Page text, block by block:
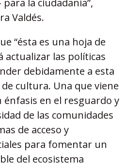
la ciudadanía”,
Valdés.
“ésta es una hoja de
las políticas
debidamente a esta
cultura. Una que viene
énfasis en el resguardo y
de las comunidades
de acceso y
para fomentar un
del ecosistema